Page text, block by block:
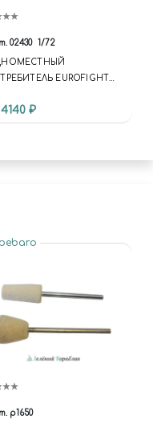
02430 1/72
EUROFIGHTER
RAPID PACIFIC
(LIMITED EDITION)
₽
p1650